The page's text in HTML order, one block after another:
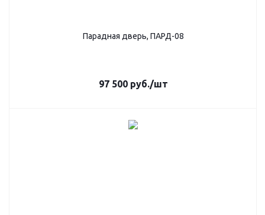
Парадная дверь, ПАРД-08
97 500руб./шт